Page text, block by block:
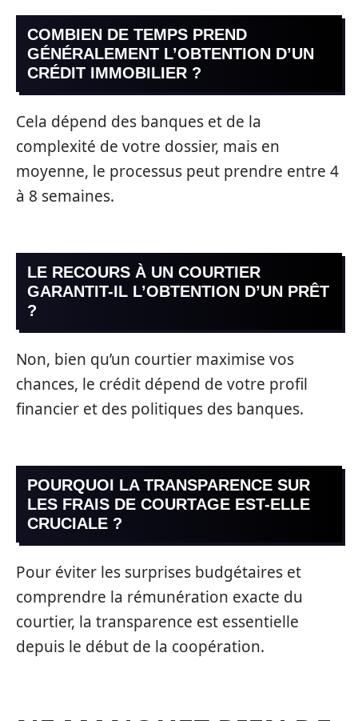
COMBIEN DE TEMPS PREND
GÉNÉRALEMENT L’OBTENTION D’UN
CRÉDIT IMMOBILIER ?
Cela dépend des banques et de la
complexité de votre dossier, mais en
moyenne, le processus peut prendre entre 4
à 8 semaines.
LE RECOURS À UN COURTIER
GARANTIT-IL L’OBTENTION D’UN PRÊT
?
Non, bien qu’un courtier maximise vos
chances, le crédit dépend de votre profil
financier et des politiques des banques.
POURQUOI LA TRANSPARENCE SUR
LES FRAIS DE COURTAGE EST-ELLE
CRUCIALE ?
Pour éviter les surprises budgétaires et
comprendre la rémunération exacte du
courtier, la transparence est essentielle
depuis le début de la coopération.